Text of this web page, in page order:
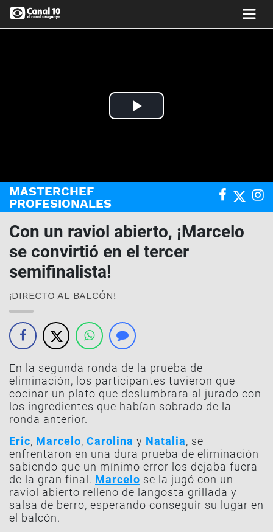
Play
MASTERCHEF
PROFESIONALES
Con un raviol abierto, ¡Marcelo
se convirtió en el tercer
semifinalista!
¡DIRECTO AL BALCÓN!
En la segunda ronda de la prueba de
eliminación, los participantes tuvieron que
cocinar un plato que deslumbrara al jurado con
los ingredientes que habían sobrado de la
ronda anterior.
Eric, Marcelo, Carolina y Natalia, se
enfrentaron en una dura prueba de eliminación
sabiendo que un mínimo error los dejaba fuera
de la gran final. Marcelo se la jugó con un
raviol abierto relleno de langosta grillada y
salsa de berro, esperando conseguir su lugar en
el balcón.